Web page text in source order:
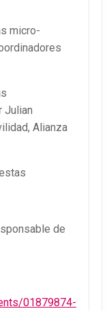
micro-
Julian
Alianza
de
01879874-